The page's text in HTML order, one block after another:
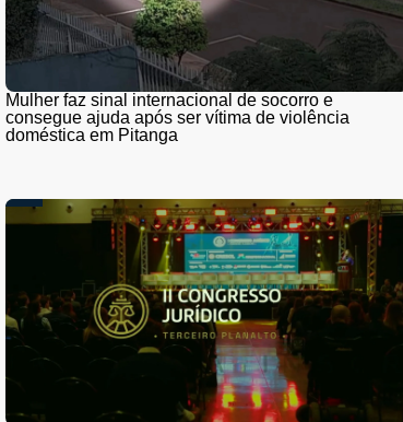
Mulher faz sinal internacional de socorro e
consegue ajuda após ser vítima de violência
doméstica em Pitanga